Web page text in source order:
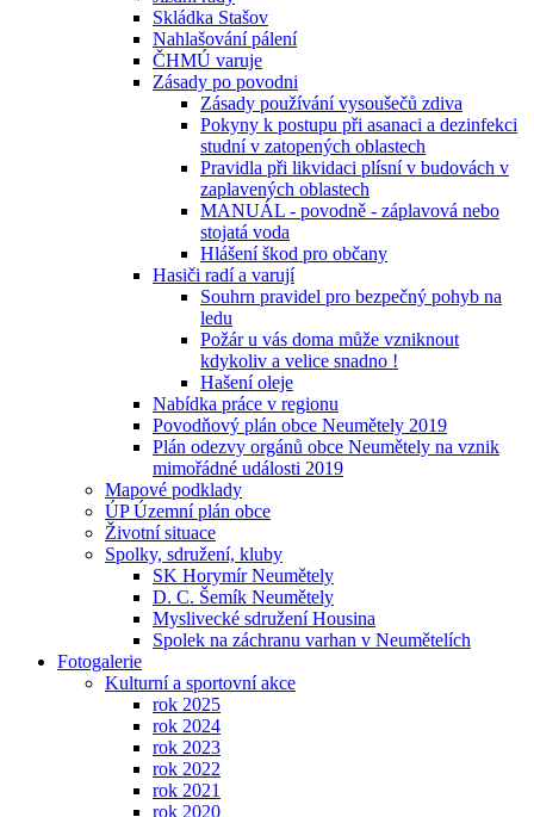
Skládka Stašov
Nahlašování pálení
ČHMÚ varuje
Zásady po povodni
Zásady používání vysoušečů zdiva
Pokyny k postupu při asanaci a dezinfekci
studní v zatopených oblastech
Pravidla při likvidaci plísní v budovách v
zaplavených oblastech
MANUÁL - povodně - záplavová nebo
stojatá voda
Hlášení škod pro občany
Hasiči radí a varují
Souhrn pravidel pro bezpečný pohyb na
ledu
Požár u vás doma může vzniknout
kdykoliv a velice snadno !
Hašení oleje
Nabídka práce v regionu
Povodňový plán obce Neumětely 2019
Plán odezvy orgánů obce Neumětely na vznik
mimořádné události 2019
Mapové podklady
ÚP Územní plán obce
Životní situace
Spolky, sdružení, kluby
SK Horymír Neumětely
D. C. Šemík Neumětely
Myslivecké sdružení Housina
Spolek na záchranu varhan v Neumětelích
Fotogalerie
Kulturní a sportovní akce
rok 2025
rok 2024
rok 2023
rok 2022
rok 2021
rok 2020